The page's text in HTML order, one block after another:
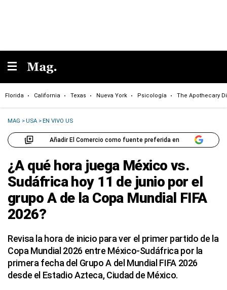
Florida California Texas Nueva York Psicología The Apothecary
MAG >USA >EN VIVO US
Añadir El Comercio como fuente preferida en
¿A qué hora juega México vs.
Sudáfrica hoy 11 de junio por el
grupo A de la Copa Mundial FIFA
2026?
Revisa la hora de inicio para ver el primer partido de la
Copa Mundial 2026 entre México-Sudáfrica por la
primera fecha del Grupo A del Mundial FIFA 2026
desde el Estadio Azteca, Ciudad de México.